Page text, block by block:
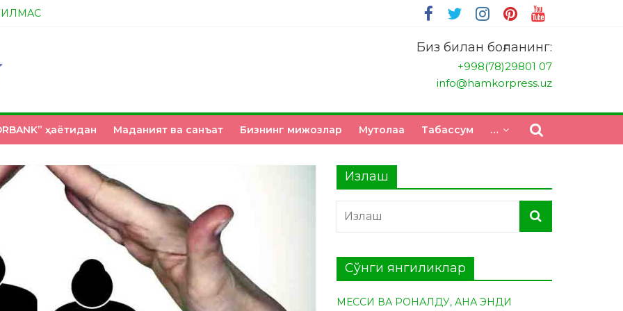
Биз билан боғланинг:
+998(78)29801 07
info@hamkorpress.uz
ҳаётидан Маданият ва санъат Бизнинг мижозлар Мутолаа Табасcум …
Излаш
Сўнги янгиликлар
МЕССИ ВА РОНАЛДУ, АНА ЭНДИ